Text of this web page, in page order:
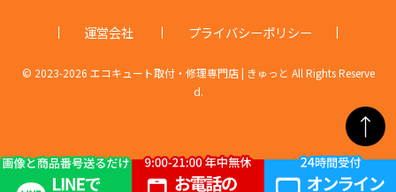
運営会社 プライバシーポリシー
© 2023-2026 エコキュート取付・修理専門店 | きゅっと All Rights Reserve
d.